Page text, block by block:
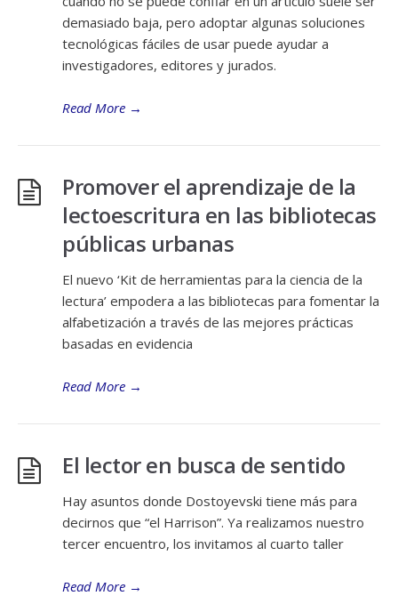
demasiado baja, pero adoptar algunas soluciones
tecnológicas fáciles de usar puede ayudar a
investigadores, editores y jurados.
Read More →
Promover el aprendizaje de la
lectoescritura en las bibliotecas
públicas urbanas
El nuevo ‘Kit de herramientas para la ciencia de la
lectura’ empodera a las bibliotecas para fomentar la
alfabetización a través de las mejores prácticas
basadas en evidencia
Read More →
El lector en busca de sentido
Hay asuntos donde Dostoyevski tiene más para
decirnos que “el Harrison”. Ya realizamos nuestro
tercer encuentro, los invitamos al cuarto taller
Read More →